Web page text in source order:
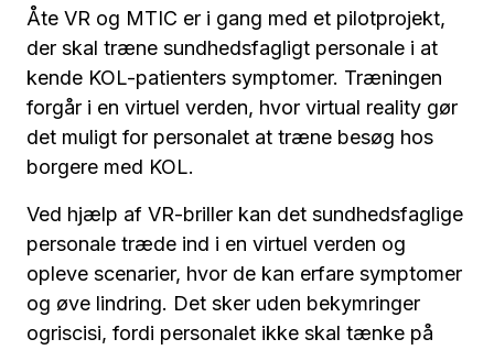
Åte VR og MTIC er i gang med et pilotprojekt,
der skal træne sundhedsfagligt personale i at
kende KOL-patienters symptomer. Træningen
forgår i en virtuel verden, hvor virtual reality gør
det muligt for personalet at træne besøg hos
borgere med KOL.
Ved hjælp af VR-briller kan det sundhedsfaglige
personale træde ind i en virtuel verden og
opleve scenarier, hvor de kan erfare symptomer
og øve lindring. Det sker uden bekymringer
ogriscisi, fordi personalet ikke skal tænke på